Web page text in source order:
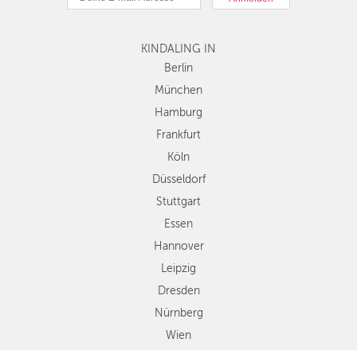
Hamburg
Köln
Düsseldorf
Stuttgart
Essen
Dresden
Nürnberg
Wien
Zürich
Andere
Regionen
KINDALING IN
Berlin
München
Hamburg
Frankfurt
Köln
Düsseldorf
Stuttgart
Essen
Hannover
Leipzig
Dresden
Nürnberg
Wien